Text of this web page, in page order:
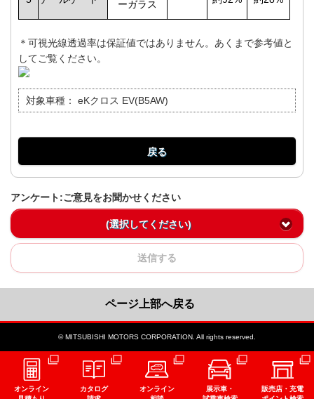
ーガラス
＊可視光線透過率は保証値ではありません。あくまで参考値と
してご覧ください。
対象車種： eKクロス EV(B5AW)
戻る
アンケート:ご意見をお聞かせください
(選択してください)
送信する
ページ上部へ戻る
© MITSUBISHI MOTORS CORPORATION. All rights reserved.
オンライン
カタログ
オンライン
展示車・
販売店・充電